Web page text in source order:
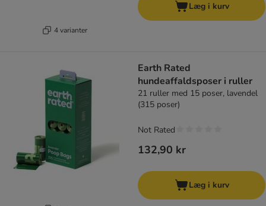
4 varianter
Læg i kurv
Earth Rated
hundeaffaldsposer i ruller
21 ruller med 15 poser, lavendel
(315 poser)
132,90 kr
Not Rated
Læg i kurv